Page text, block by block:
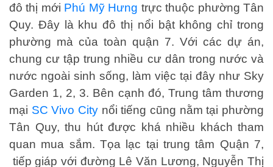
đô thị mới Phú Mỹ Hưng trực thuộc phường Tân
Quy. Đây là khu đô thị nổi bật không chỉ trong
phường mà của toàn quận 7. Với các dự án,
chung cư tập trung nhiều cư dân trong nước và
nước ngoài sinh sống, làm việc tại đây như Sky
Garden 1, 2, 3. Bên cạnh đó, Trung tâm thương
mại SC Vivo City nổi tiếng cũng nằm tại phường
Tân Quy, thu hút được khá nhiều khách tham
quan mua sắm. Tọa lạc tại trung tâm Quận 7,
tiếp giáp với đường Lê Văn Lương, Nguyễn Thị